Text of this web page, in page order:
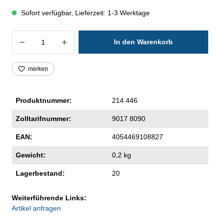
Sofort verfügbar, Lieferzeit: 1-3 Werktage
Produkt Anzahl: Gib den gewünschten
In den Warenkorb
merken
Produktnummer: 214.446
Zolltarifnummer: 9017 8090
EAN: 4054469108827
Gewicht: 0,2 kg
Lagerbestand: 20
Weiterführende Links:
Artikel anfragen